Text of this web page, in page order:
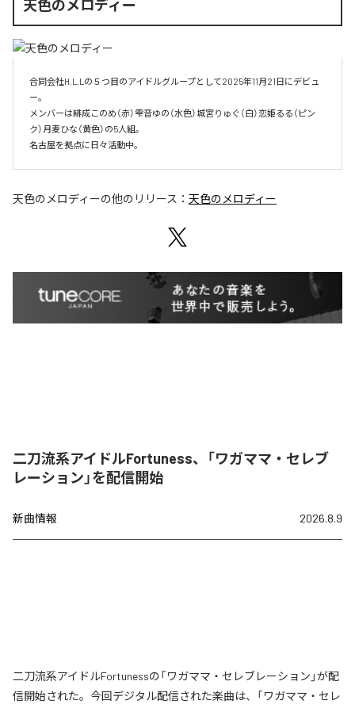
天色のメロディー
合同会社H.L.Lの５つ目のアイドルグループとして2025年11月21日にデビュ
ー。
メンバーは緋成このめ（赤）雫音ゆの（水色）城宮りゅぐ（白）恋姫るる（ピン
ク）月麦ひな（黄色）の5人組。
名古屋を拠点に日々活動中。
天色のメロディーの他のリリース： 天色のメロディー
二刀流系アイドルFortuness、「ワガママ・セレブ
レーション」を配信開始
新曲情報 2026.8.9
二刀流系アイドルFortunessの「ワガママ・セレブレーション」が配
信開始された。今回デジタル配信された楽曲は、「ワガママ・セレ